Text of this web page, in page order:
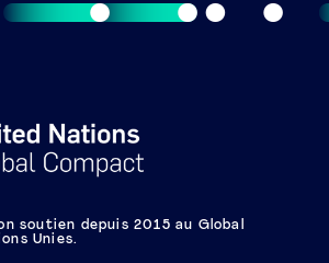
soutien depuis 2015 au Global
Unies.